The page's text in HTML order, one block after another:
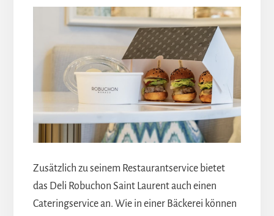
Zusätzlich zu seinem Restaurantservice bietet
das Deli Robuchon Saint Laurent auch einen
Cateringservice an. Wie in einer Bäckerei können